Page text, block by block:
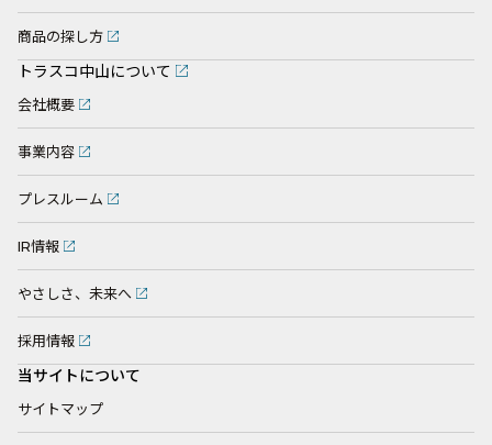
商品の探し方
トラスコ中山について
会社概要
事業内容
プレスルーム
IR情報
やさしさ、未来へ
採用情報
当サイトについて
サイトマップ